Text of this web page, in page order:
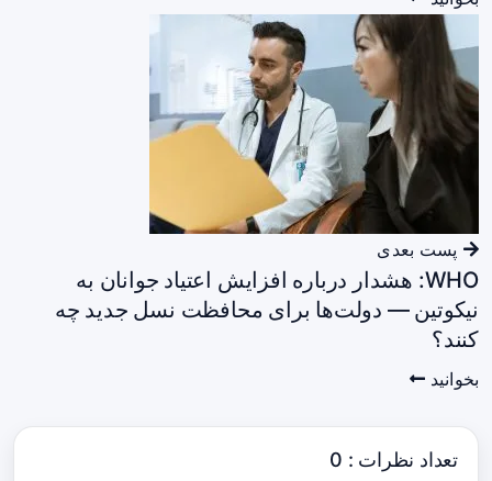
پست بعدی
WHO: هشدار درباره افزایش اعتیاد جوانان به
نیکوتین — دولت‌ها برای محافظت نسل جدید چه
کنند؟
بخوانید
تعداد نظرات : 0